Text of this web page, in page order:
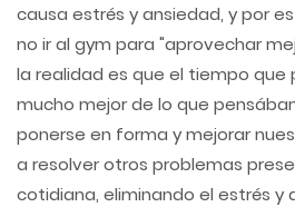
causa estrés y ansiedad, y por
no ir al gym para "aprovechar
la realidad es que el tiempo que
mucho mejor de lo que
ponerse en forma y mejorar
a resolver otros problemas
cotidiana, eliminando el estrés y